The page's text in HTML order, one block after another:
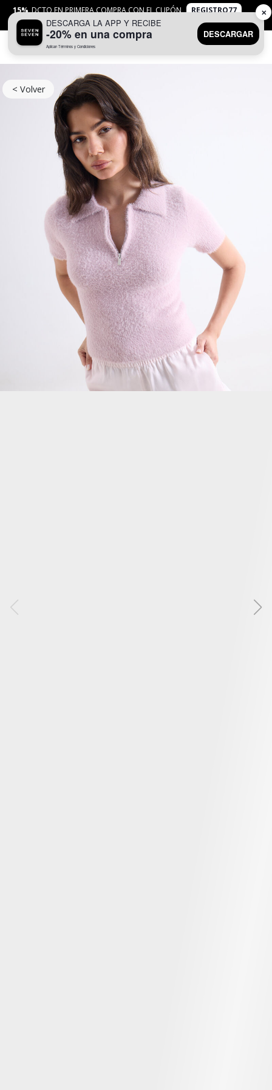
15% DCTO EN PRIMERA COMPRA CON EL CUPÓN
REGISTRO77
APLICANTYC
< Volver
DESCARGA LA APP Y RECIBE
-20% en una compra
Aplican Términos y Condiciones
DESCARGAR
✕